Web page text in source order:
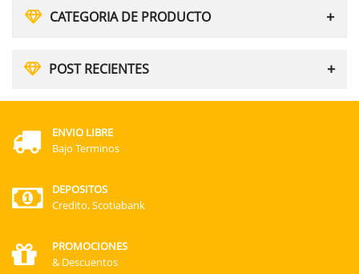
CATEGORIA DE PRODUCTO
POST RECIENTES
ENVIO LIBRE
Bajo Terminos
DEPOSITOS
Credito, Scotiabank
PROMOCIONES
& Descuentos